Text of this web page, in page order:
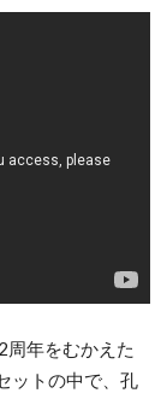
周年をむかえた
ットの中で、孔